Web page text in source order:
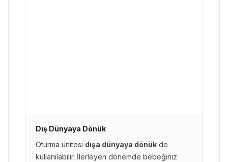
Dış Dünyaya Dönük
Oturma ünitesi dışa dünyaya dönük de
kullanılabilir. İlerleyen dönemde bebeğiniz